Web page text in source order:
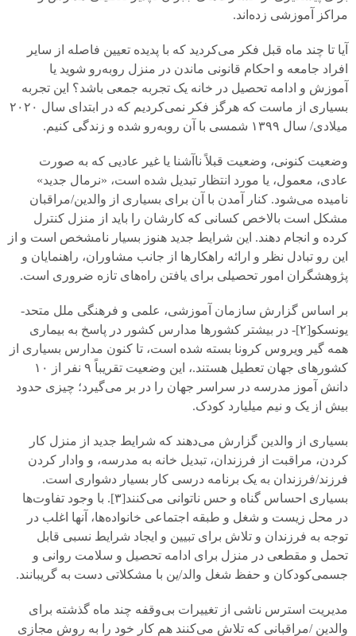
مراکز آموزشی زده‌اند.
آیا تا چند ماه قبل فکر می‌کردید که با پدیده تعیین فاصله از سایر
افراد جامعه و احکام قانونی ماندن در منزل روبه‌رو شوید یا
آموزش و ادامه تحصیل در خانه یک تجربه جمعی باشد؟ این تجربه
بسیاری از ماست که هرگز فکر نمی‌کردیم که در ابتدای سال ۲۰۲۰
میلادی/ سال ۱۳۹۹ شمسی با آن روبه‌رو شده و زندگی کنیم.
وضعیت کنونی، وضعیت قبلاً ناآشنا یا غیر عادیی که به صورت
عادی، معمول، یا مورد انتظار تبدیل شده است، «نرمال جدید»
نامیده می‌شود. کنار آمدن با آن برای بسیاری از والدین/مراقبان
مشکل است بالاخص کسانی که کارشان را باید از منزل کنترل
کرده و انجام دهند. این شرایط جدید هنوز بسیار نامشخص است و از
این رو تبادل نظر و ارائه راهکارها از جانب مشاوران، راهنمایان و
پژوهشگران امور تحصیلی برای یافتن راه‌های تازه ضروری است.
بر اساس گزارش سازمان آموزشی، علمی‌ و فرهنگی ملل متحد-
یونسکو[۲]-
در بیشتر کشورها مدارس کشور در پاسخ به بیماری
همه گیر ویروس کرونا بسته شده است، تا کنون مدارس بسیاری از
کشورهای جهان تعطیل هستند.، این وضعیت تقریباً ۹ نفر از
۱۰
دانش آموز مدرسه در سراسر جهان را در بر می‌گیرد؛ چیزی حدود
بیش از یک و نیم میلیارد کودک.
بسیاری از والدین گزارش می‌دهند که شرایط جدید از منزل کار
کردن، مراقبت از فرزندان، تبدیل خانه به مدرسه، و وادار کردن
فرزند/فرزندان به یک برنامه درسی کار بسیار دشواری است.
بسیاری احساس گناه و حس ناتوانی می‌کنند[۳].
با وجود تفاوت‌ها
در محل زیست و شغل و طبقه اجتماعی خانواده‌ها، آنها اغلب در
توجه به فرزندان و تلاش برای تبیین و ایجاد شرایط نسبی قابل
تحمل و مقطعی در منزل برای ادامه تحصیل و سلامت روانی و
جسمی‌کودکان و حفظ شغل والد/ین با مشکلاتی دست به گریبانند.
مدیریت استرس ناشی از تغییرات بی‌وقفه چند ماه گذشته برای
والدین /مراقبانی که تلاش می‌کنند هم کار خود را به روش مجازی